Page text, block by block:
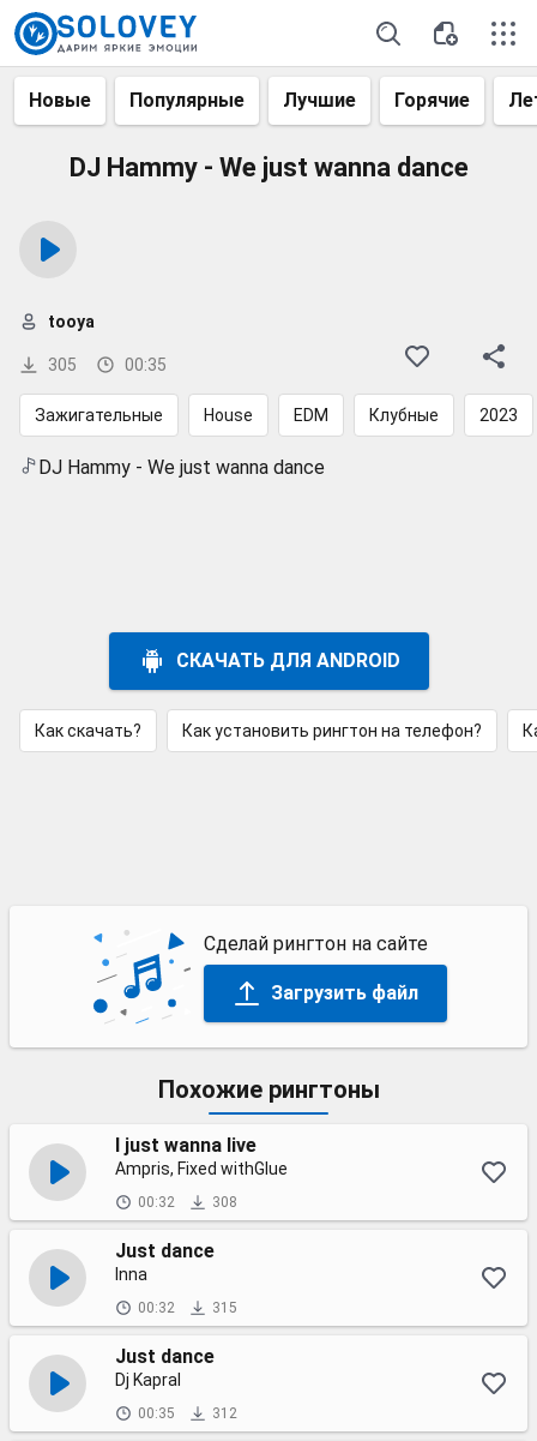
Новые Популярные Лучшие Горячие
DJ Hammy - We just wanna dance
305 00:35
tooya
Зажигательные House EDM Клубные 2023
DJ Hammy - We just wanna dance
СКАЧАТЬ ДЛЯ ANDROID
Как скачать? Как установить рингтон на телефон?
Сделай рингтон на сайте
Загрузить файл
Похожие рингтоны
I just wanna live
Ampris, Fixed withGlue
00:32 308
Just dance
Inna
00:32 315
Just dance
Dj Kapral
00:35 312